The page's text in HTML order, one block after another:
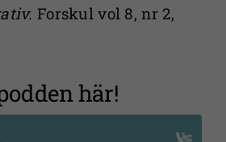
Forskul vol 8, nr 2,
här!